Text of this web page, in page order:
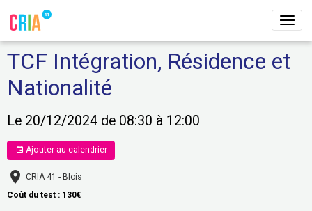
TCF Intégration, Résidence et
Nationalité
Le 20/12/2024 de 08:30 à 12:00
Ajouter au calendrier
CRIA 41 - Blois
Coût du test : 130€